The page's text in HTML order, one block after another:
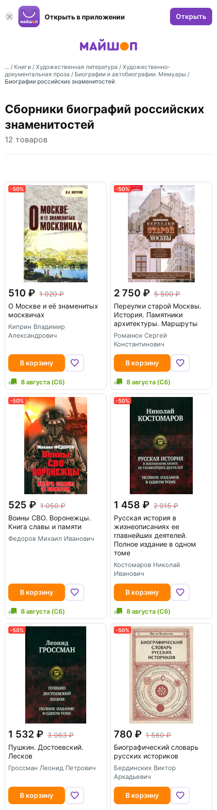
Открыть в приложении Открыть
... / Книги / Художественная литература / Художественно-
документальная проза / Биографии и автобиографии. Мемуары /
Биографии российских знаменитостей
Сборники биографий российских
знаменитостей
12 товаров
-50%
510
1 020
О Москве и её знаменитых
москвичах
Киприн Владимир
Александрович
В корзину
8 августа (Сб)
-50%
2 750
5 500
Переулки старой Москвы.
История. Памятники
архитектуры. Маршруты
Романюк Сергей
Константинович
В корзину
8 августа (Сб)
-50%
525
1 050
Воины СВО. Воронежцы.
Книга славы и памяти
Федоров Михаил Иванович
В корзину
8 августа (Сб)
-50%
1 458
2 915
Русская история в
жизнеописаниях ее
главнейших деятелей.
Полное издание в одном
томе
Костомаров Николай
Иванович
В корзину
8 августа (Сб)
-50%
1 532
3 063
Пушкин. Достоевский.
Лесков
Гроссман Леонид Петрович
В корзину
-50%
780
1 560
Биографический словарь
русских историков
Бердинских Виктор
Аркадьевич
В корзину